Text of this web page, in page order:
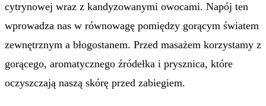
cytrynowej wraz z kandyzowanymi owocami. Napój ten
wprowadza nas w równowagę pomiędzy gorącym światem
zewnętrznym a błogostanem. Przed masażem korzystamy z
gorącego, aromatycznego źródełka i prysznica, które
oczyszczają naszą skórę przed zabiegiem.